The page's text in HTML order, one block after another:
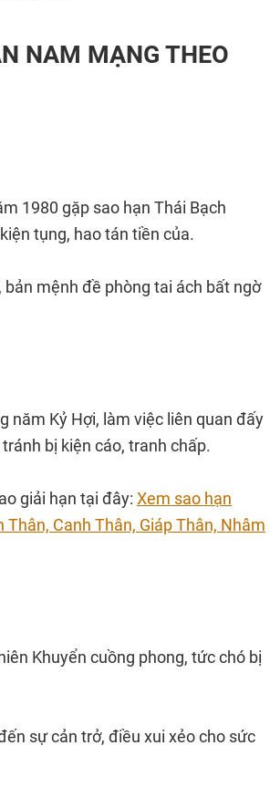
NAM MẠNG THEO
1980 gặp sao hạn Thái Bạch
tụng, hao tán tiền của.
, bản mệnh đề phòng tai ách bất ngờ
năm Kỷ Hợi, làm việc liên quan đấy
bị kiện cáo, tranh chấp.
giải hạn tại đây: Xem sao hạn
Canh Thân, Giáp Thân, Nhâm
Khuyển cuồng phong, tức chó bị
sự cản trở, điều xui xẻo cho sức